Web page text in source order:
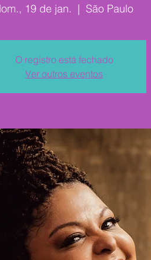
19 de jan.
  |
São Paulo
O registro está fechado
Ver outros eventos